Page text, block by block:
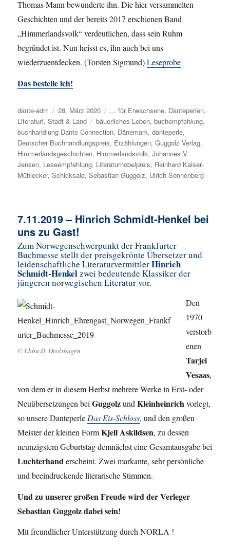
Thomas Mann bewunderte ihn. Die hier versammelten
Geschichten und der bereits 2017 erschienen Band
„Himmerlandsvolk“ verdeutlichen, dass sein Ruhm
begründet ist. Nun heisst es, ihn auch bei uns
wiederzuentdecken. (Torsten Sigmund)Leseprobe
Das bestelle ich!
Autor
dante-adm
Veröffentlicht
am
28. März 2020 Kategorien
... für Erwachsene, Danteperlen,
Literatur!,Stadt & Land Schlagwörter
bäuerliches Leben,buchempfehlung,
buchhandlung Dante Connection, Dänemark,danteperle,
Deutscher Buchhandlungspreis, Erzählungen,Guggolz Verlag,
Himmerlandsgeschichten, Himmerlandsvolk,Johannes V.
Jensen, Leseempfehlung, Literaturnobelpreis, Reinhard Kaiser-
Mühlecker,Schicksale,Sebastian Guggolz, Ulrich Sonnenberg
7.11.2019 – Hinrich Schmidt-Henkel bei
uns zu Gast!
Zum Norwegenschwerpunkt der Frankfurter
Buchmesse stellt der preisgekrönte Übersetzer und
leidenschaftliche LiteraturvermittlerHinrich
Schmidt-Henkelzwei bedeutende Klassiker der
jüngeren norwegischen Literatur vor.
© Ebba D. Drolshagen
Den
1970
verstorb
enen
Tarjei
Vesaas,
von dem er in diesem Herbst mehrere Werke in Erst- oder
Neuübersetzungen beiGuggolzundKleinheinrichvorlegt,
so unsere Danteperle Das Eis-Schloss, und den großen
Meister der kleinen FormKjell Askildsen, zu dessen
neunzigstem Geburtstag demnächst eine Gesamtausgabe bei
Luchterhanderscheint. Zwei markante, sehr persönliche
und beeindruckende literarische Stimmen.
Und zu unserer großen Freude wird der Verleger
Sebastian Guggolz dabei sein!
Mit freundlicher Unterstützung durch NORLA !